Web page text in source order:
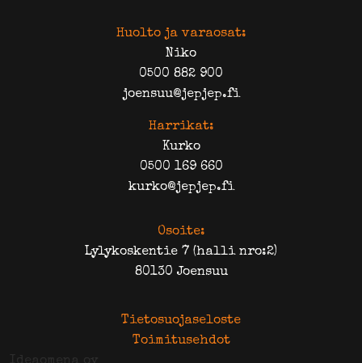
Huolto ja varaosat:
Niko
0500 882 900
joensuu@jepjep.fi
Harrikat:
Kurko
0500 169 660
kurko@jepjep.fi
Osoite:
Lylykoskentie 7 (halli nro:2)
80130 Joensuu
Tietosuojaseloste
Toimitusehdot